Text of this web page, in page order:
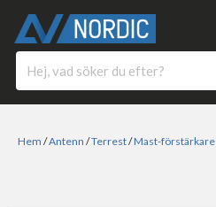
Hem /Antenn /Terrest/Mast-förstärkare